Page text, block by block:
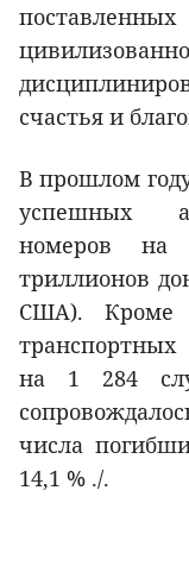
счастья и
В прошлом
успешных
номеров
триллионов
США). Кроме
на 1 284
числа
14,1 % ./.